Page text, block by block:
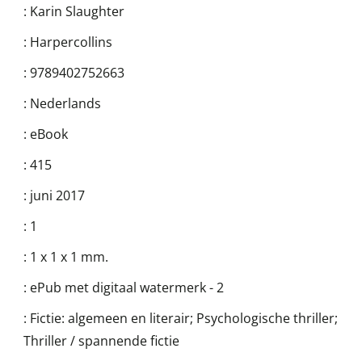
: Karin Slaughter
: Harpercollins
: 9789402752663
: Nederlands
: eBook
: 415
: juni 2017
: 1
: 1 x 1 x 1 mm.
: ePub met digitaal watermerk - 2
: Fictie: algemeen en literair; Psychologische thriller;
Thriller / spannende fictie